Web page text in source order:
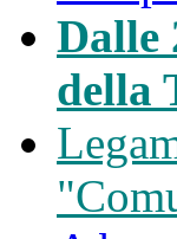
Dalle
della